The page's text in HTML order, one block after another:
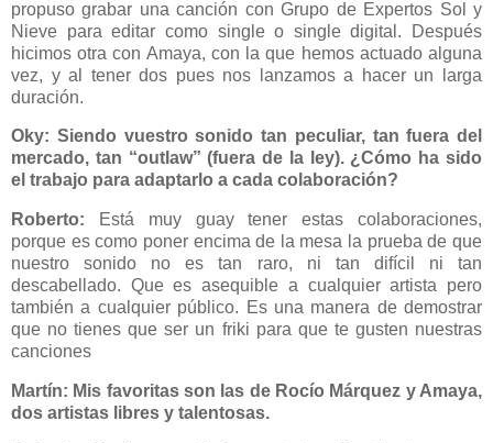
propuso grabar una canción con Grupo de Expertos Sol y
Nieve para editar como single o single digital. Después
hicimos otra con Amaya, con la que hemos actuado alguna
vez, y al tener dos pues nos lanzamos a hacer un larga
duración.
Oky: Siendo vuestro sonido tan peculiar, tan fuera del
mercado, tan “outlaw” (fuera de la ley). ¿Cómo ha sido
el trabajo para adaptarlo a cada colaboración?
Roberto:
Está muy guay tener estas colaboraciones,
porque es como poner encima de la mesa la prueba de que
nuestro sonido no es tan raro, ni tan difícil ni tan
descabellado. Que es asequible a cualquier artista pero
también a cualquier público. Es una manera de demostrar
que no tienes que ser un friki para que te gusten nuestras
canciones
Martín: Mis favoritas son las de Rocío Márquez y Amaya,
dos artistas libres y talentosas.